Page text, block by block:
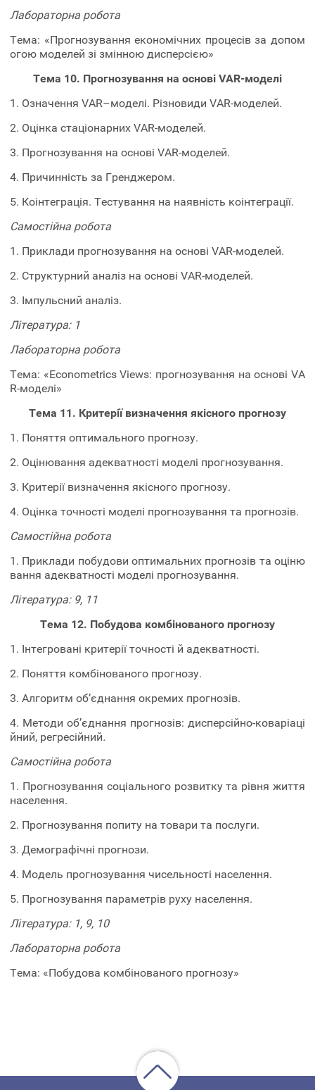
Лабораторна робота
Тема: «Прогнозування економічних процесів за допом
огою моделей зі змінною дисперсією»
Тема 10. Прогнозування на основі VAR-моделі
1. Означення VAR–моделі. Різновиди VAR-моделей.
2. Оцінка стаціонарних VAR-моделей.
3. Прогнозування на основі VAR-моделей.
4. Причинність за Гренджером.
5. Коінтеграція. Тестування на наявність коінтеграції.
Самостійна робота
1. Приклади прогнозування на основі VAR-моделей.
2. Структурний аналіз на основі VAR-моделей.
3. Імпульсний аналіз.
Література: 1
Лабораторна робота
Тема: «Econometrics Views: прогнозування на основі VA
R-моделі»
Тема 11. Критерії визначення якісного прогнозу
1. Поняття оптимального прогнозу.
2. Оцінювання адекватності моделі прогнозування.
3. Критерії визначення якісного прогнозу.
4. Оцінка точності моделі прогнозування та прогнозів.
Самостійна робота
1. Приклади побудови оптимальних прогнозів та оціню
вання адекватності моделі прогнозування.
Література: 9, 11
Тема 12. Побудова комбінованого прогнозу
1. Інтегровані критерії точності й адекватності.
2. Поняття комбінованого прогнозу.
3. Алгоритм об’єднання окремих прогнозів.
4. Методи об’єднання прогнозів: дисперсійно-коваріаці
йний, регресійний.
Самостійна робота
1. Прогнозування соціального розвитку та рівня життя
населення.
2. Прогнозування попиту на товари та послуги.
3. Демографічні прогнози.
4. Модель прогнозування чисельності населення.
5. Прогнозування параметрів руху населення.
Література: 1, 9, 10
Лабораторна робота
Тема: «Побудова комбінованого прогнозу»